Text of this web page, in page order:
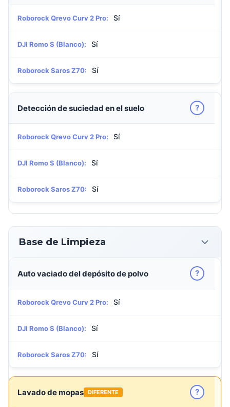
Roborock Qrevo Curv 2 Pro: Sí
DJI Romo S (Blanco): Sí
Roborock Saros Z70: Sí
Detección de suciedad en el suelo ?
Roborock Qrevo Curv 2 Pro: Sí
DJI Romo S (Blanco): Sí
Roborock Saros Z70: Sí
Base de Limpieza
Auto vaciado del depósito de polvo ?
Roborock Qrevo Curv 2 Pro: Sí
DJI Romo S (Blanco): Sí
Roborock Saros Z70: Sí
Lavado de mopas DIFERENTE ?